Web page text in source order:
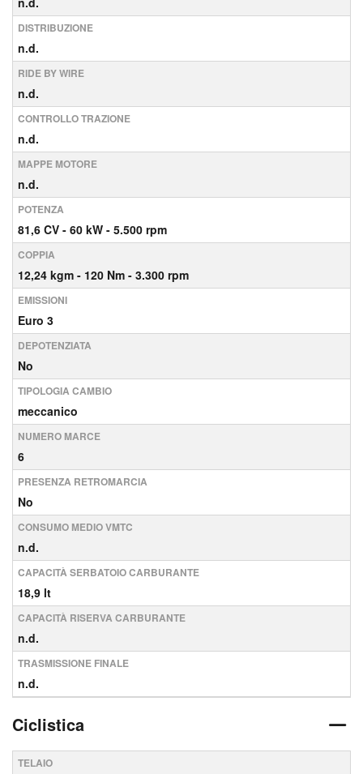
DISTRIBUZIONE
n.d.
RIDE BY WIRE
n.d.
CONTROLLO TRAZIONE
n.d.
MAPPE MOTORE
n.d.
POTENZA
81,6 CV - 60 kW - 5.500 rpm
COPPIA
12,24 kgm - 120 Nm - 3.300 rpm
EMISSIONI
Euro 3
DEPOTENZIATA
No
TIPOLOGIA CAMBIO
meccanico
NUMERO MARCE
6
PRESENZA RETROMARCIA
No
CONSUMO MEDIO VMTC
n.d.
CAPACITÀ SERBATOIO CARBURANTE
18,9 lt
CAPACITÀ RISERVA CARBURANTE
n.d.
TRASMISSIONE FINALE
n.d.
Ciclistica
TELAIO